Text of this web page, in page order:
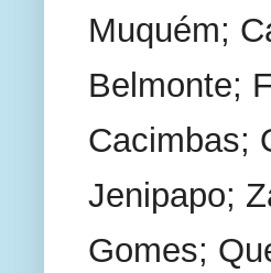
Muquém;
Belmonte;
Cacimbas;
Jenipapo;
Gomes;